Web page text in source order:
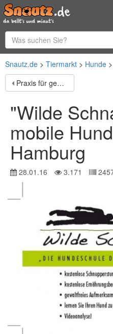
Snautz.de Tiermarkt Hunde
Praxis für gesunde Tiere
"Wilde
mobile
Hamburg
28.01.16 3.171